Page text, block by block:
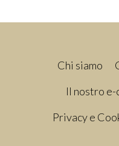
Chi siamo
Il nostro e-
Privacy e